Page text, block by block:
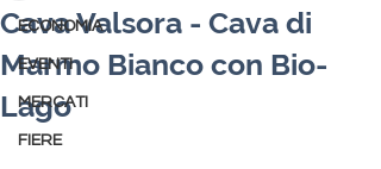
ECONOMIA
EVENTI
MERCATI
FIERE
Cava Valsora - Cava di
Marmo Bianco con Bio-
Lago